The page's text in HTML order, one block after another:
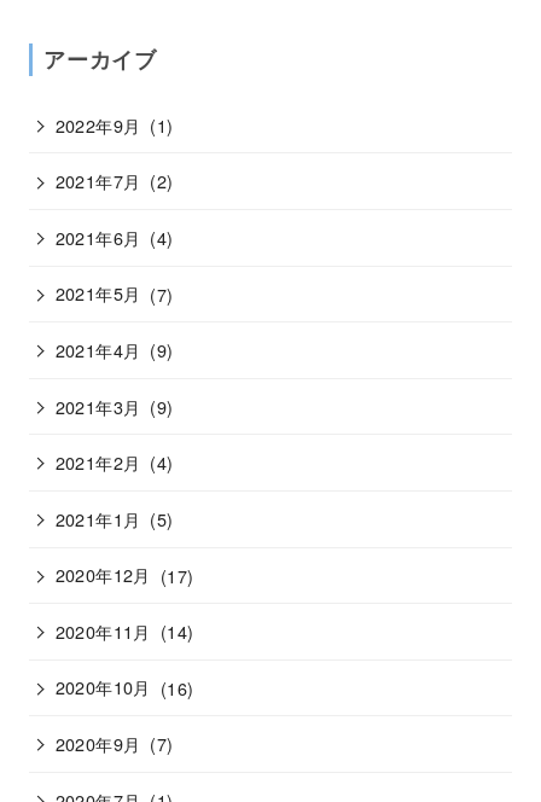
アーカイブ
2022年9月 (1)
2021年7月 (2)
2021年6月 (4)
2021年5月 (7)
2021年4月 (9)
2021年3月 (9)
2021年2月 (4)
2021年1月 (5)
2020年12月 (17)
2020年11月 (14)
2020年10月 (16)
2020年9月 (7)